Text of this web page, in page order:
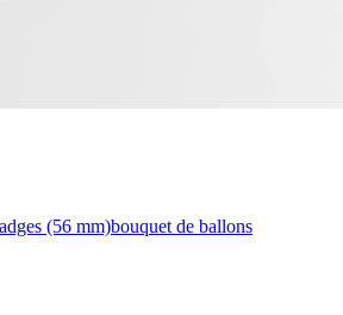
(56 mm)bouquet de ballons